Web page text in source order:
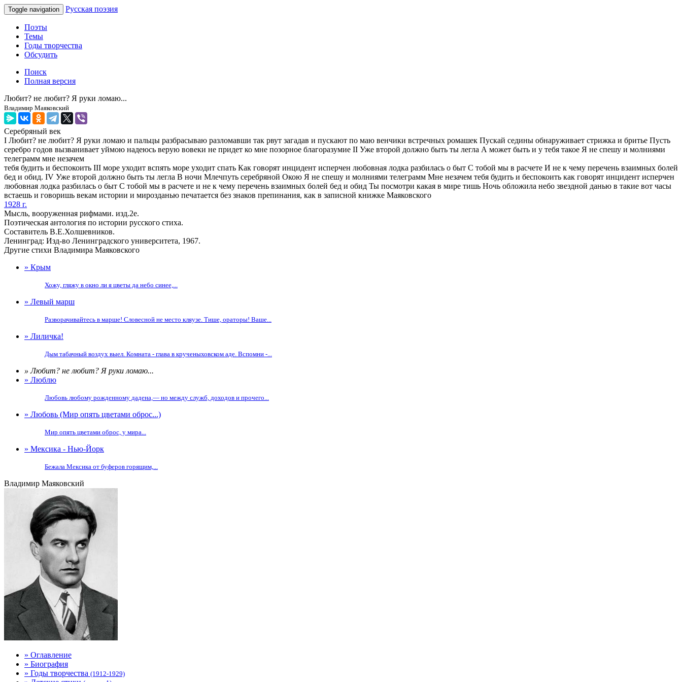
Toggle navigation Русская поэзия
Поэты
Темы
Годы творчества
Обсудить
Поиск
Полная версия
Любит? не любит? Я руки ломаю...
Владимир Маяковский
Серебряный век
I Любит? не любит? Я руки ломаю и пальцы разбрасываю разломавши так рвут загадав и пускают по маю венчики встречных ромашек Пускай седины обнаруживает стрижка и бритье Пусть
серебро годов вызванивает уймою надеюсь верую вовеки не придет ко мне позорное благоразумие II Уже второй должно быть ты легла А может быть и у тебя такое Я не спешу и молниями
телеграмм мне незачем
тебя будить и беспокоить III море уходит вспять море уходит спать Как говорят инцидент исперчен любовная лодка разбилась о быт С тобой мы в расчете И не к чему перечень взаимных болей
бед и обид. IV Уже второй должно быть ты легла В ночи Млечпуть серебряной Окою Я не спешу и молниями телеграмм Мне незачем тебя будить и беспокоить как говорят инцидент исперчен
любовная лодка разбилась о быт С тобой мы в расчете и не к чему перечень взаимных болей бед и обид Ты посмотри какая в мире тишь Ночь обложила небо звездной данью в такие вот часы
встаешь и говоришь векам истории и мирозданью печатается без знаков препинания, как в записной книжке Маяковского
1928 г.
Мысль, вооруженная рифмами. изд.2е.
Поэтическая антология по истории русского стиха.
Составитель В.Е.Холшевников.
Ленинград: Изд-во Ленинградского университета, 1967.
Другие стихи Владимира Маяковского
» Крым
Хожу, гляжу в окно ли я цветы да небо синее,...
» Левый марш
Разворачивайтесь в марше! Словесной не место кляузе. Тише, ораторы! Ваше...
» Лиличка!
Дым табачный воздух выел. Комната - глава в крученыховском аде. Вспомни -...
» Любит? не любит? Я руки ломаю...
» Люблю
Любовь любому рожденному дадена,— но между служб, доходов и прочего...
» Любовь (Мир опять цветами оброс...)
Мир опять цветами оброс, у мира...
» Мексика - Нью-Йорк
Бежала Мексика от буферов горящим,...
Владимир Маяковский
» Оглавление
» Биография
» Годы творчества (1912-1929)